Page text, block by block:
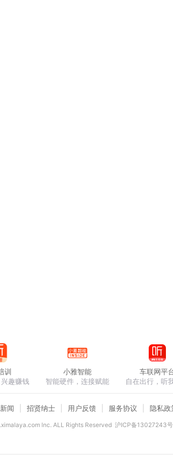
训
趣赚钱
小雅智能
智能硬件，连接赋能
车联网平
自在出行，听
闻 招贤纳士 用户反馈 服务协议 隐私政
lnc. ALL Rights Reserved 沪ICP备13027243号